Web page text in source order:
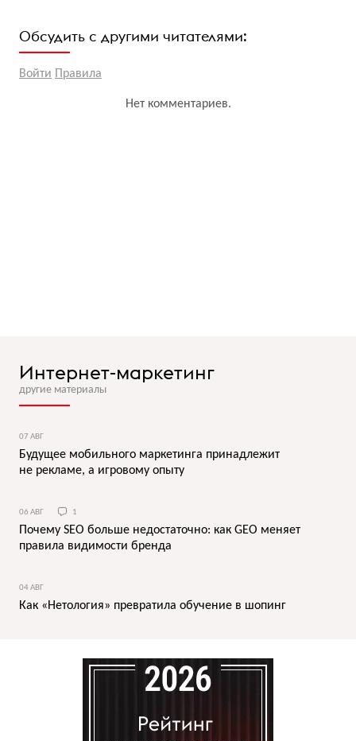
Обсудить с другими читателями:
Войти Правила
Нет комментариев.
Интернет-маркетинг
другие материалы
07 АВГ
Будущее мобильного маркетинга принадлежит
не рекламе, а игровому опыту
06 АВГ 1
Почему SEO больше недостаточно: как GEO меняет
правила видимости бренда
04 АВГ
Как «Нетология» превратила обучение в шопинг